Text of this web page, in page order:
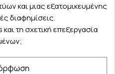
και μιας εξατομικευμένης
διαφημίσεις.
τη σχετική επεξεργασία